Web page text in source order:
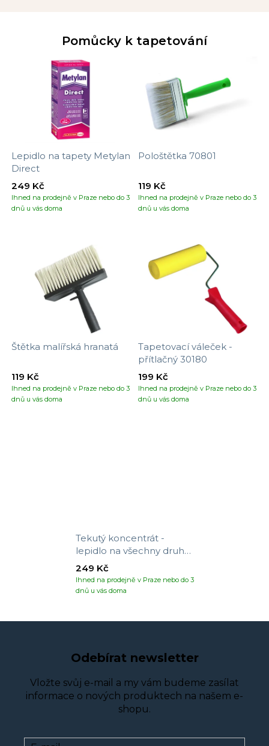
Pomůcky k tapetování
Lepidlo na tapety Metylan
Direct
Ihned na prodejně v Praze nebo do 3
dnů u vás doma
249 Kč
Pološtětka 70801
Ihned na prodejně v Praze nebo do 3
dnů u vás doma
119 Kč
Štětka malířská hranatá
Ihned na prodejně v Praze nebo do 3
dnů u vás doma
119 Kč
Tapetovací váleček -
přítlačný 30180
Ihned na prodejně v Praze nebo do 3
dnů u vás doma
199 Kč
Tekutý koncentrát -
lepidlo na všechny druhy
tapet
Ihned na prodejně v Praze nebo do 3
dnů u vás doma
249 Kč
Odebírat newsletter
Vložte svůj e-mail a my vám budeme zasílat
informace o nových produktech na našem e-
shopu.